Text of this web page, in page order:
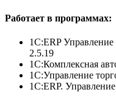
Работает в программах:
1С:ERP Управление
2.5.19
1С:Комплексная
1С:Управление
1С:ERP.